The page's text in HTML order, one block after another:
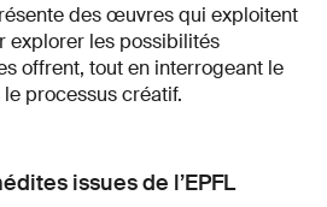
des œuvres qui exploitent
explorer les possibilités
offrent, tout en interrogeant le
le processus créatif.
issues de l’EPFL